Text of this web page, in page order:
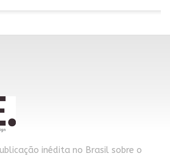
inédita no Brasil sobre o